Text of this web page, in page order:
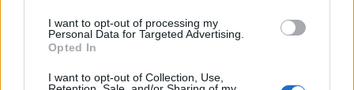
I want to opt-out of processing my
Personal Data for Targeted Advertising.
Opted In
I want to opt-out of Collection, Use,
2